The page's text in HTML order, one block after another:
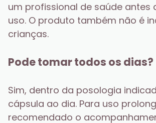
um profissional de saúde antes
uso. O produto também não é
crianças.
Pode tomar todos os dias?
Sim, dentro da posologia
cápsula ao dia. Para uso
recomendado o